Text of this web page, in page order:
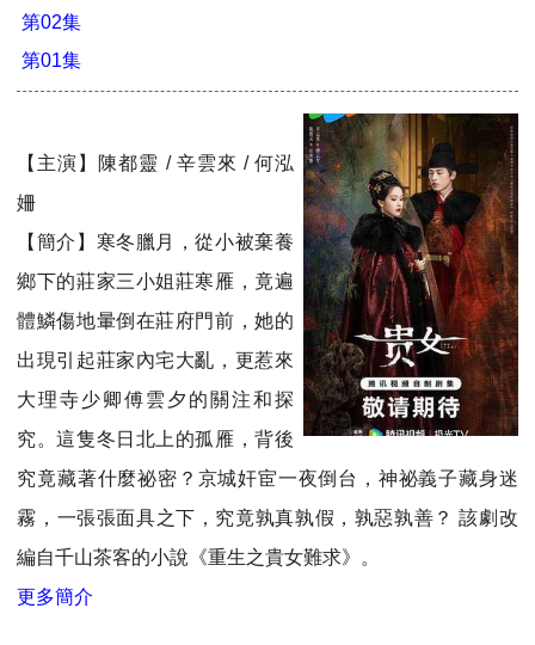
第02集
第01集
【主演】陳都靈 / 辛雲來 / 何泓
姍
【簡介】寒冬臘月，從小被棄養
鄉下的莊家三小姐莊寒雁，竟遍
體鱗傷地暈倒在莊府門前，她的
出現引起莊家內宅大亂，更惹來
大理寺少卿傅雲夕的關注和探
究。這隻冬日北上的孤雁，背後
究竟藏著什麼祕密？京城奸宦一夜倒台，神祕義子藏身迷
霧，一張張面具之下，究竟孰真孰假，孰惡孰善？ 該劇改
編自千山茶客的小說《重生之貴女難求》。
更多簡介